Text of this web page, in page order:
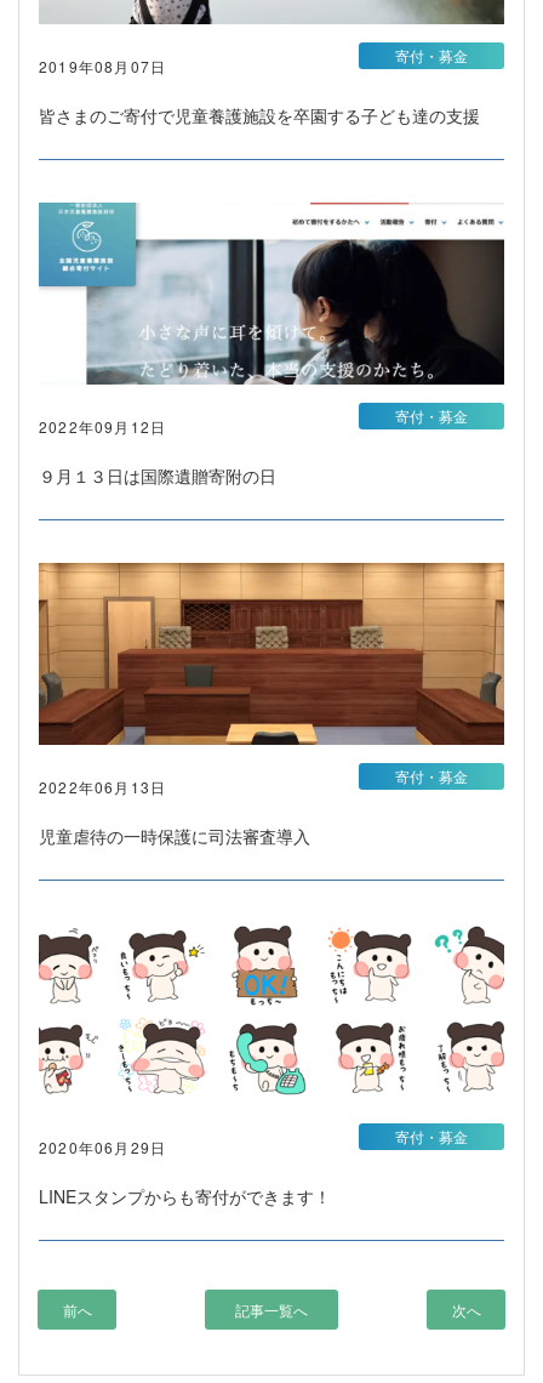
2019年08月07日
皆さまのご寄付で児童養護施設を卒園する子ども達の支援
寄付・募金
2022年09月12日
９月１３日は国際遺贈寄附の日
寄付・募金
2022年06月13日
児童虐待の一時保護に司法審査導入
寄付・募金
2020年06月29日
LINEスタンプからも寄付ができます！
寄付・募金
前へ 記事一覧へ 次へ